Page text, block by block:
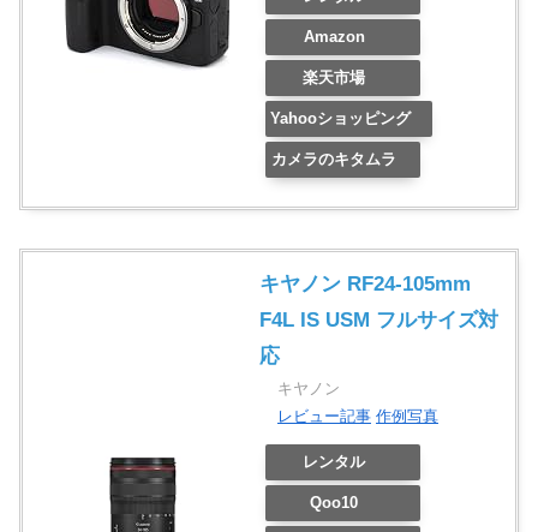
Amazon
楽天市場
Yahooショッピング
カメラのキタムラ
キヤノン RF24-105mm
F4L IS USM フルサイズ対
応
キヤノン
レビュー記事 作例写真
レンタル
Qoo10